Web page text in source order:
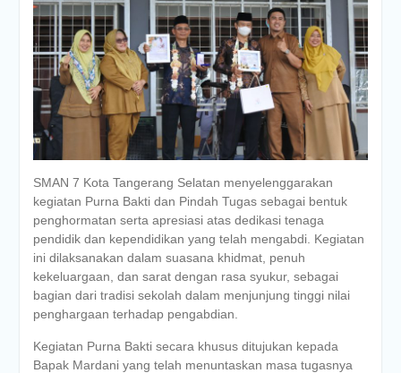
SMAN 7 Kota Tangerang Selatan menyelenggarakan
kegiatan Purna Bakti dan Pindah Tugas sebagai bentuk
penghormatan serta apresiasi atas dedikasi tenaga
pendidik dan kependidikan yang telah mengabdi. Kegiatan
ini dilaksanakan dalam suasana khidmat, penuh
kekeluargaan, dan sarat dengan rasa syukur, sebagai
bagian dari tradisi sekolah dalam menjunjung tinggi nilai
penghargaan terhadap pengabdian.
Kegiatan Purna Bakti secara khusus ditujukan kepada
Bapak Mardani yang telah menuntaskan masa tugasnya